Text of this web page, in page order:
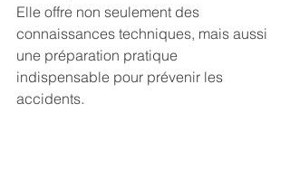
Elle offre non seulement des
connaissances techniques, mais aussi
une préparation pratique
indispensable pour prévenir les
accidents.